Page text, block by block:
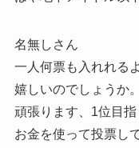
名無しさん
一人何票も入れれる
嬉しいのでしょうか。
頑張ります、1位目指
お金を使って投票し